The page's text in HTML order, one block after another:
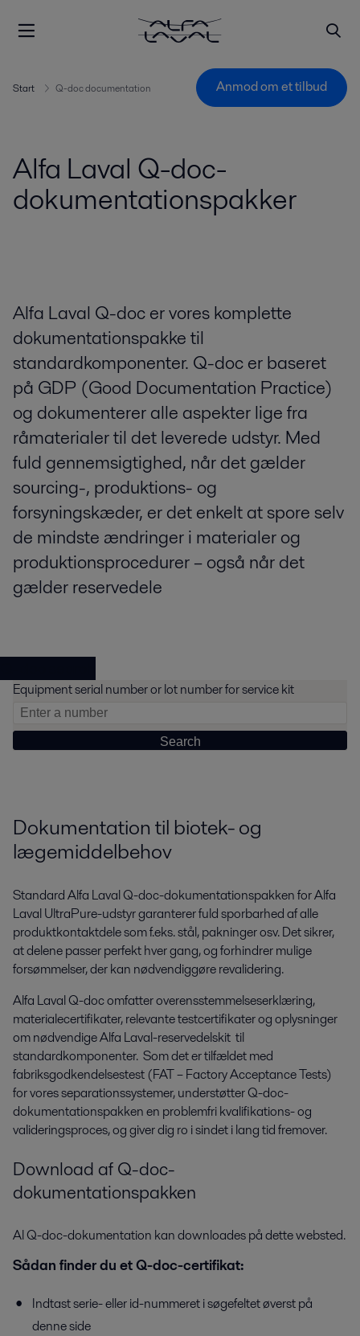
Start Q-doc documentation Anmod om et tilbud
Alfa Laval Q-doc-
dokumentationspakker
Alfa Laval Q-doc er vores komplette
dokumentationspakke til
standardkomponenter. Q-doc er baseret
på GDP (Good Documentation Practice)
og dokumenterer alle aspekter lige fra
råmaterialer til det leverede udstyr. Med
fuld gennemsigtighed, når det gælder
sourcing-, produktions- og
forsyningskæder, er det enkelt at spore selv
de mindste ændringer i materialer og
produktionsprocedurer – også når det
gælder reservedele
Equipment serial number or lot number for service kit
Dokumentation til biotek- og
lægemiddelbehov
Standard Alfa Laval Q-doc-dokumentationspakken for Alfa
Laval UltraPure-udstyr garanterer fuld sporbarhed af alle
produktkontaktdele som f.eks. stål, pakninger osv. Det sikrer,
at delene passer perfekt hver gang, og forhindrer mulige
forsømmelser, der kan nødvendiggøre revalidering.
Alfa Laval Q-doc omfatter overensstemmelseserklæring,
materialecertifikater, relevante testcertifikater og oplysninger
om nødvendige Alfa Laval-reservedelskit til
standardkomponenter. Som det er tilfældet med
fabriksgodkendelsestest (FAT – Factory Acceptance Tests)
for vores separationssystemer, understøtter Q-doc-
dokumentationspakken en problemfri kvalifikations- og
valideringsproces, og giver dig ro i sindet i lang tid fremover.
Download af Q-doc-
dokumentationspakken
Al Q-doc-dokumentation kan downloades på dette websted.
Sådan finder du et Q-doc-certifikat:
Indtast serie- eller id-nummeret i søgefeltet øverst på
denne side